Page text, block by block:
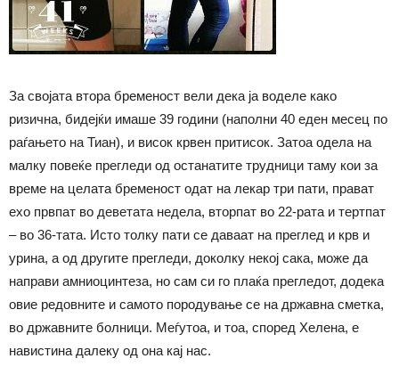
За својата втора бременост вели дека ја воделе како
ризична, бидејќи имаше 39 години (наполни 40 еден месец по
раѓањето на Тиан), и висок крвен притисок. Затоа одела на
малку повеќе прегледи од останатите трудници таму кои за
време на целата бременост одат на лекар три пати, прават
ехо првпат во деветата недела, вторпат во 22-рата и тертпат
– во 36-тата. Исто толку пати се даваат на преглед и крв и
урина, а од другите прегледи, доколку некој сака, може да
направи амниоцинтеза, но сам си го плаќа прегледот, додека
овие редовните и самото породување се на државна сметка,
во државните болници. Меѓутоа, и тоа, според Хелена, е
навистина далеку од она кај нас.